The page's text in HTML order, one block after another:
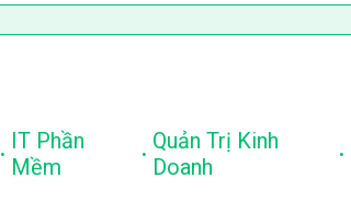
. IT Phần
Mềm
. Quản Trị Kinh
Doanh
.